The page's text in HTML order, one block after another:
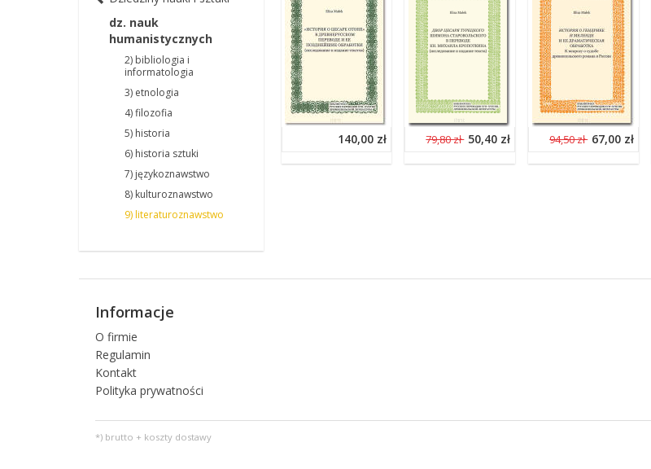
140,00 zł 79,80 zł 50,40 zł 94,50 zł 67,00 zł
dz. nauk
humanistycznych
2) bibliologia i
informatologia
3) etnologia
4) filozofia
5) historia
6) historia sztuki
7) językoznawstwo
8) kulturoznawstwo
9) literaturoznawstwo
Informacje
O firmie
Regulamin
Kontakt
Polityka prywatności
*) brutto + koszty dostawy